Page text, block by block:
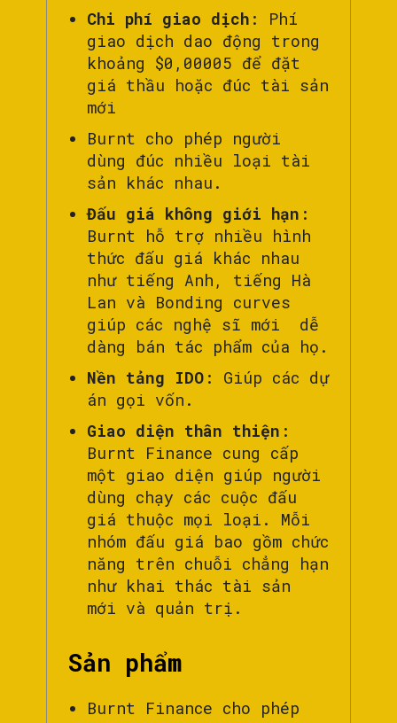
Chi phí giao dịch : Phí
giao dịch dao động trong
khoảng $0,00005 để đặt
giá thầu hoặc đúc tài sản
mới
Burnt cho phép người
dùng đúc nhiều loại tài
sản khác nhau.
Đấu giá không giới hạn :
Burnt hỗ trợ nhiều hình
thức đấu giá khác nhau
như tiếng Anh, tiếng Hà
Lan và Bonding curves
giúp các nghệ sĩ mới dễ
dàng bán tác phẩm của họ.
Nền tảng IDO : Giúp các dự
án gọi vốn.
Giao diện thân thiện :
Burnt Finance cung cấp
một giao diện giúp người
dùng chạy các cuộc đấu
giá thuộc mọi loại. Mỗi
nhóm đấu giá bao gồm chức
năng trên chuỗi chẳng hạn
như khai thác tài sản
mới và quản trị.
Sản phẩm
Burnt Finance cho phép